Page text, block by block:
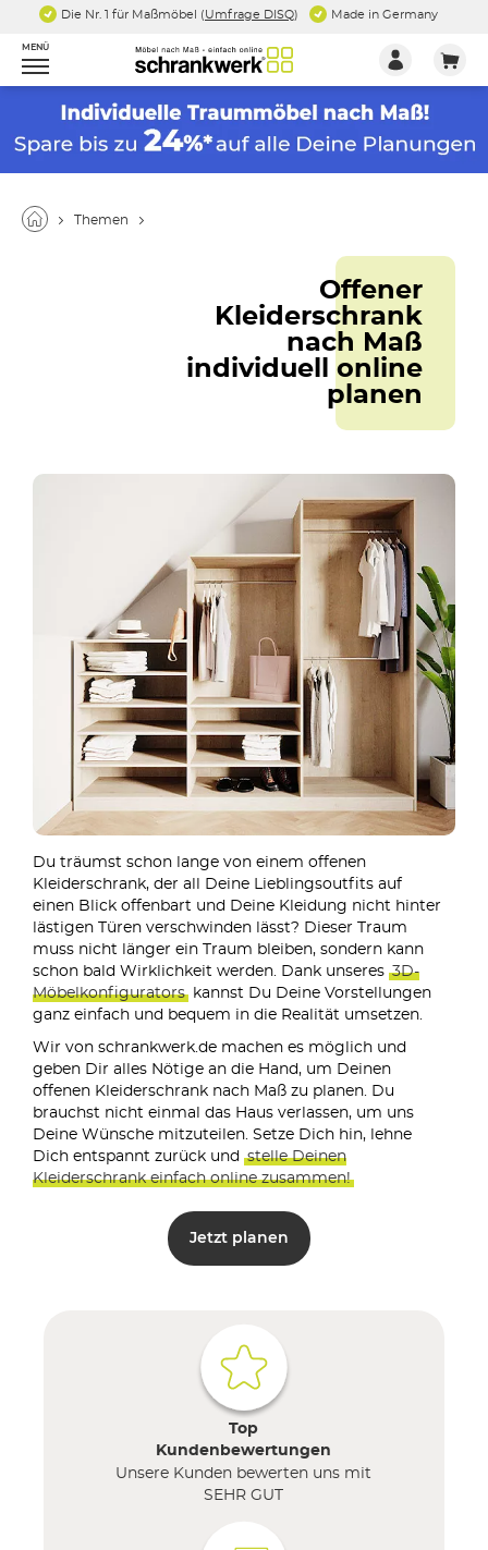
Die Nr. 1 für Maßmöbel (Umfrage DISQ) Made in Germany
MENÜ
Themen
Offener
Kleiderschrank
nach Maß
individuell online
planen
Du träumst schon lange von einem offenen
Kleiderschrank, der all Deine Lieblingsoutfits auf
einen Blick offenbart und Deine Kleidung nicht hinter
lästigen Türen verschwinden lässt? Dieser Traum
muss nicht länger ein Traum bleiben, sondern kann
schon bald Wirklichkeit werden. Dank unseres 3D-
Möbelkonfigurators
kannst Du Deine Vorstellungen
ganz einfach und bequem in die Realität umsetzen.
Wir von schrankwerk.de machen es möglich und
geben Dir alles Nötige an die Hand, um Deinen
offenen Kleiderschrank nach Maß zu planen. Du
brauchst nicht einmal das Haus verlassen, um uns
Deine Wünsche mitzuteilen. Setze Dich hin, lehne
Dich entspannt zurück und stelle Deinen
Kleiderschrank einfach online zusammen!
Jetzt planen
Top
Kundenbewertungen
Unsere Kunden bewerten uns mit
SEHR GUT